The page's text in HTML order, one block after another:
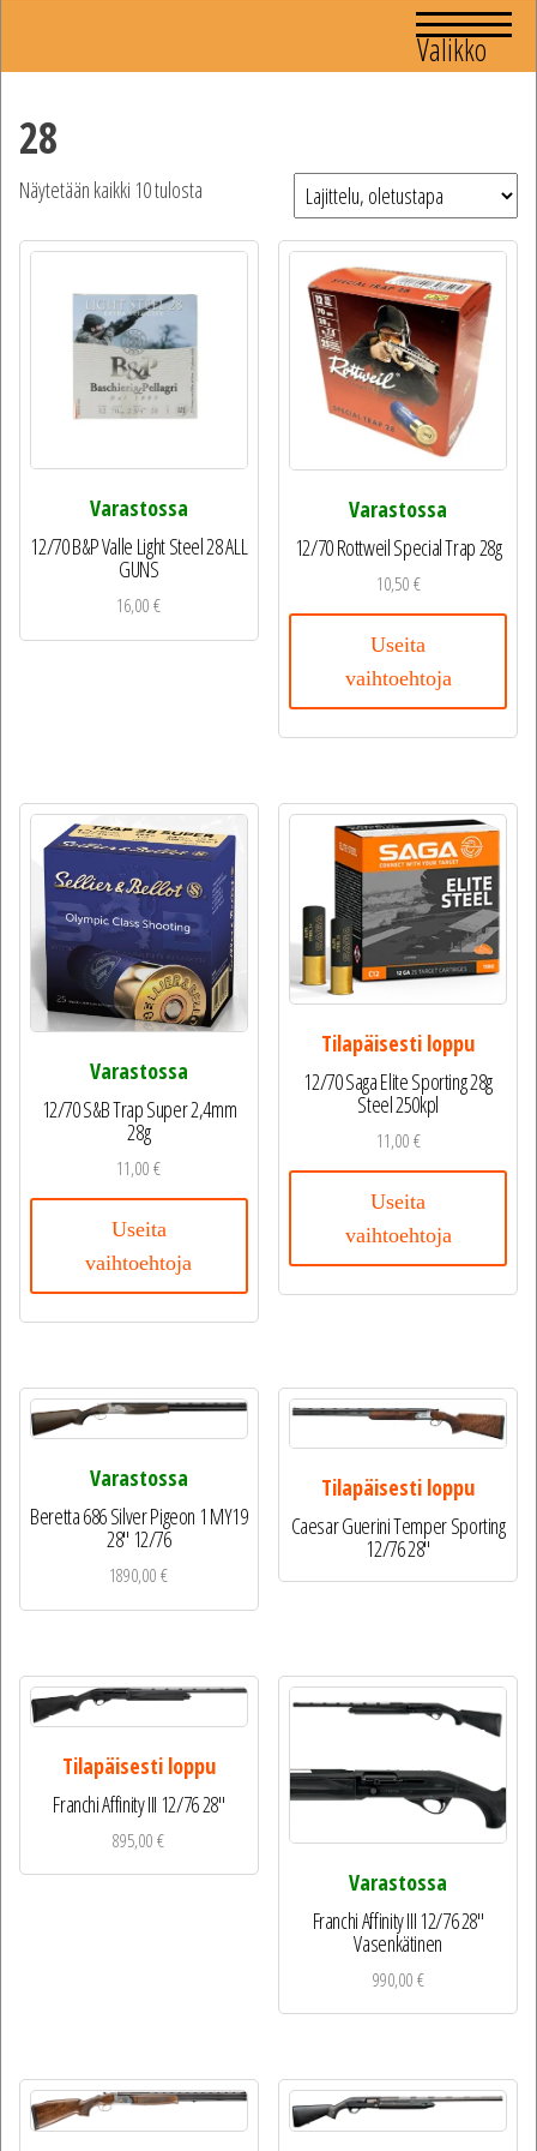
Valikko
28
Näytetään kaikki 10 tulosta
Varastossa
12/70 B&P Valle Light Steel 28 ALL
GUNS
16,00€
Varastossa
12/70 Rottweil Special Trap 28g
10,50€
Useita
vaihtoehtoja
Varastossa
12/70 S&B Trap Super 2,4mm
28g
11,00€
Useita
vaihtoehtoja
Tilapäisesti loppu
12/70 Saga Elite Sporting 28g
Steel 250kpl
11,00€
Useita
vaihtoehtoja
Varastossa
Beretta 686 Silver Pigeon 1 MY19
28″ 12/76
1890,00€
Tilapäisesti loppu
Caesar Guerini Temper Sporting
12/76 28″
Tilapäisesti loppu
Franchi Affinity III 12/76 28″
895,00€
Varastossa
Franchi Affinity III 12/76 28″
Vasenkätinen
990,00€